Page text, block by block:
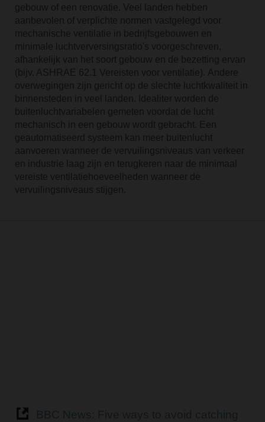
gebouw of een renovatie. Veel landen hebben
aanbevolen of verplichte normen vastgelegd voor
mechanische ventilatie in bedrijfsgebouwen en
minimale luchtverversingsratio's voorgeschreven,
afhankelijk van het soort gebouw en de bezetting ervan
(bijv. ASHRAE 62.1 Vereisten voor ventilatie). Andere
overwegingen zijn gericht op de slechte luchtkwaliteit in
binnensteden in veel landen. Idealiter worden de
buitenluchtvariabelen gemeten voordat de lucht
mechanisch in een gebouw wordt gebracht. Een
geautomatiseerd systeem kan meer buitenlucht
aanvoeren wanneer de vervuilingsniveaus van verkeer
en industrie laag zijn en terugkeren naar de minimaal
vereiste ventilatiehoeveelheden wanneer de
vervuilingsniveaus stijgen.